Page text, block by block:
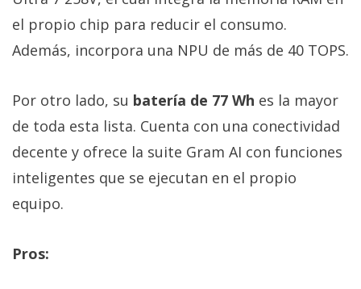
el propio chip para reducir el consumo.
Además, incorpora una NPU de más de 40 TOPS.
Por otro lado, su batería de 77 Wh es la mayor
de toda esta lista. Cuenta con una conectividad
decente y ofrece la suite Gram AI con funciones
inteligentes que se ejecutan en el propio
equipo.
Pros: